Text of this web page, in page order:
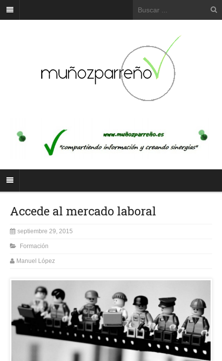
Accede al mercado laboral
septiembre 29, 2015
Formación
Manuel López